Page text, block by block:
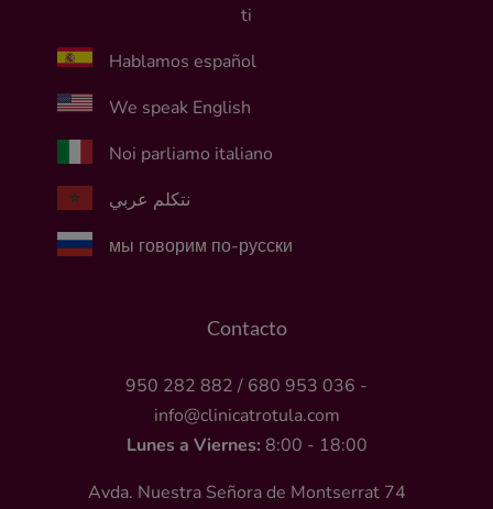
ti
Hablamos español
We speak English
Noi parliamo italiano
نتكلم عربي
мы говорим по-русски
Contacto
950 282 882 / 680 953 036 -
info@clinicatrotula.com
Lunes a Viernes: 8:00 - 18:00
Avda. Nuestra Señora de Montserrat 74